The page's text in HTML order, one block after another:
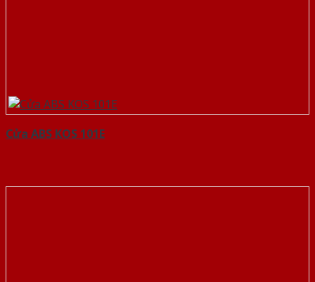
Cửa ABS KOS 101E